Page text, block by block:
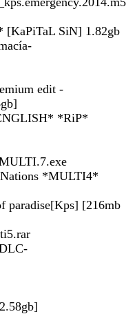
[KaPiTaL SiN] 1.82gb
edit -
*RiP*
*MULTI4*
paradise[Kps] [216mb